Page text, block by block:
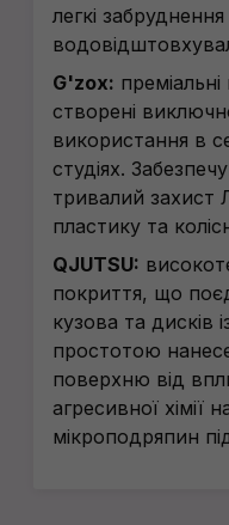
легкі
G'zox:
створені
використання в
студіях.
тривалий захист
пластику та
QJUTSU:
покриття, що
кузова та дисків
простотою
поверхню від
агресивної хімії
мікроподряпин